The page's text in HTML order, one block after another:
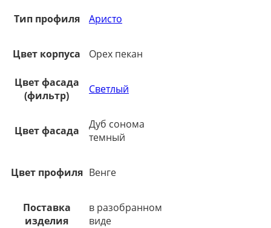
Тип профиля Аристо
Цвет корпуса Орех пекан
Цвет фасада
(фильтр)
Светлый
Цвет фасада
Дуб сонома
темный
Цвет профиля Венге
Поставка
изделия
в разобранном
виде